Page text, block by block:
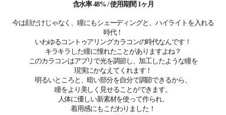
含水率 48% / 使用期間 1ヶ月
今は顔だけじゃなく、瞳にもシェーディングと、ハイライトを入れる
時代！
いわゆるコントゥアリングカラコンの時代なんです！
キラキラした瞳に憧れたことがありますよね？
このカラコンはアプリで光を調節し、加工したような瞳を
現実にかなえてくれます！
明るいところと、暗い部分を自分で調節できるから、
瞳をより美しく見せることができます。
人体に優しい新素材を使って作られ、
着用感にもこだわりました！